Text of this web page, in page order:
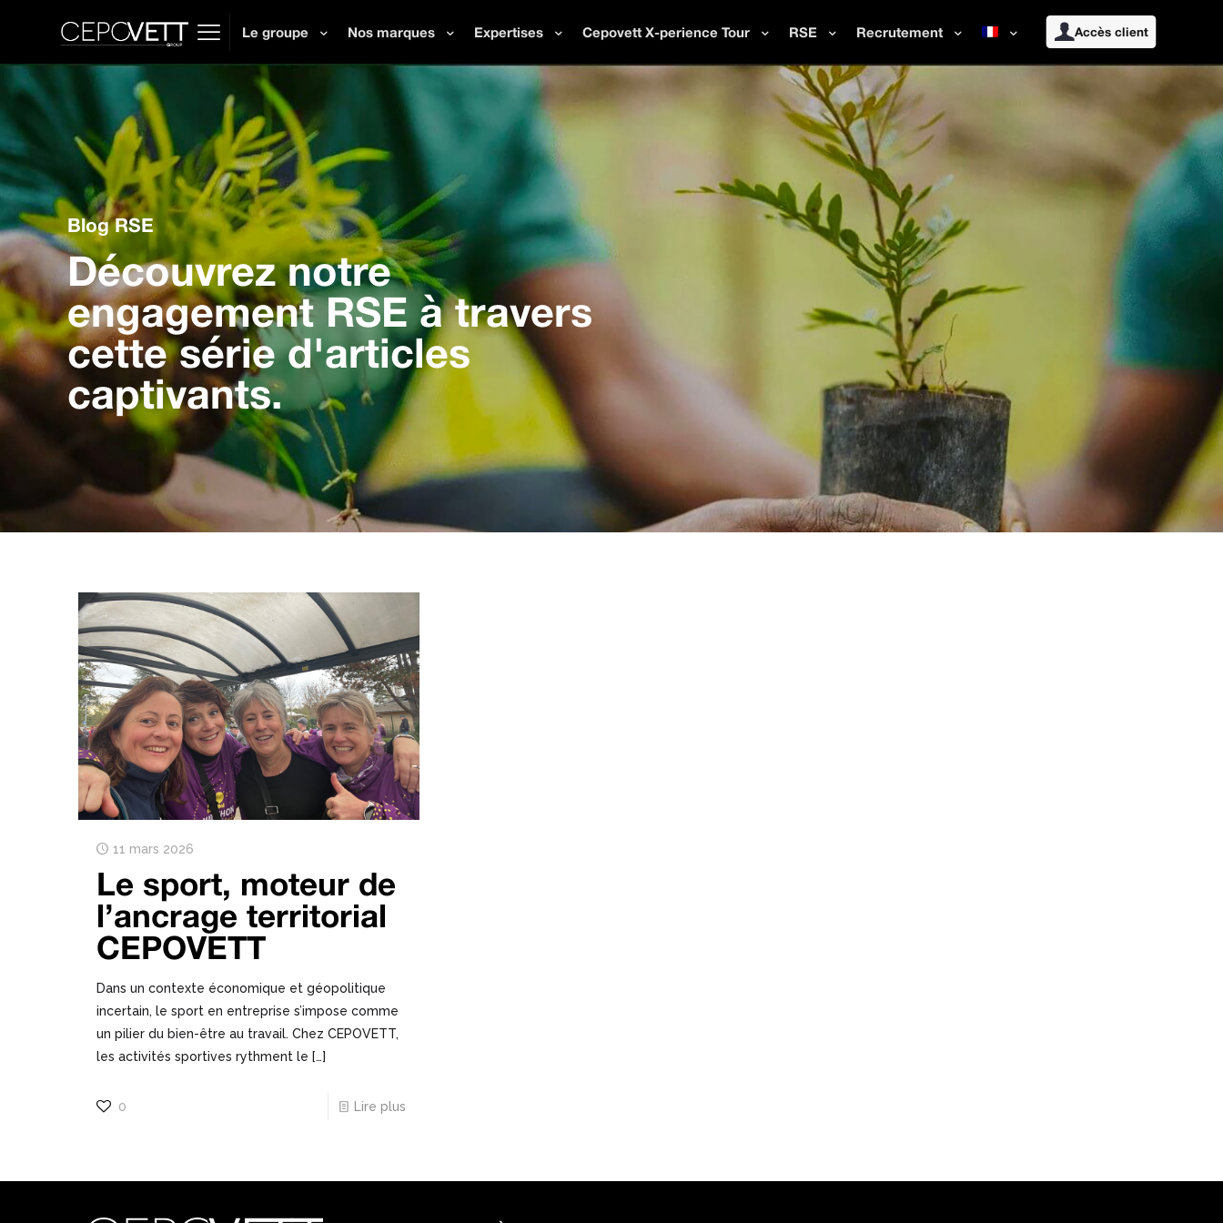
Le groupe Nos marques Expertises Cepovett X-perience Tour RSE Recrutement Accès client
Blog RSE
Découvrez notre
engagement RSE à travers
cette série d'articles
captivants.
11 mars 2026
Le sport, moteur de
l’ancrage territorial
CEPOVETT
Dans un contexte économique et géopolitique
incertain, le sport en entreprise s’impose comme
un pilier du bien-être au travail. Chez CEPOVETT,
les activités sportives rythment le […]
0 Lire plus